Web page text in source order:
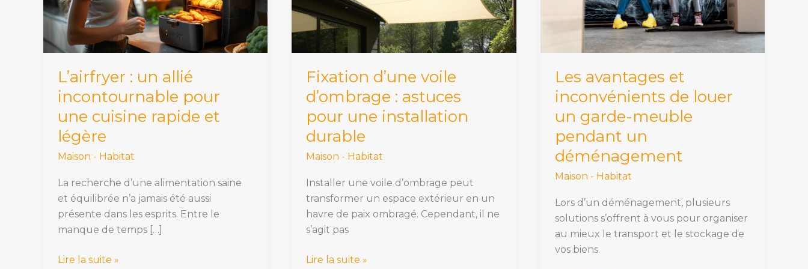
L’airfryer : un allié
incontournable pour
une cuisine rapide et
légère
Maison - Habitat
La recherche d’une alimentation saine
et équilibrée n’a jamais été aussi
présente dans les esprits. Entre le
manque de temps […]
pour
une
cuisine
rapide
et
légère
Lire la suite »
Fixation d’une voile
d’ombrage : astuces
pour une installation
durable
Maison - Habitat
Installer une voile d’ombrage peut
transformer un espace extérieur en un
havre de paix ombragé. Cependant, il ne
s’agit pas
astuces
pour
installation
durable
Lire la suite »
Les avantages et
inconvénients de louer
un garde-meuble
pendant un
déménagement
Maison - Habitat
Lors d’un déménagement, plusieurs
solutions s’offrent à vous pour organiser
au mieux le transport et le stockage de
vos biens.
meuble
pendant
un
déménagement